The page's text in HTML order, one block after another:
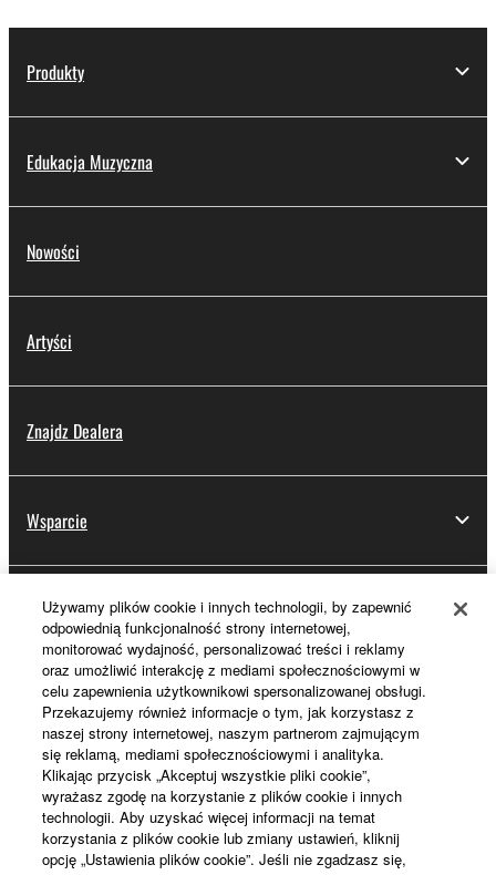
Produkty
Edukacja Muzyczna
Nowości
Artyści
Znajdz Dealera
Wsparcie
Rejestracja Yamaha Music ID
Informacje o Yamaha
Polska - Polish
Biznes
Używamy plików cookie i innych technologii, by zapewnić
odpowiednią funkcjonalność strony internetowej,
monitorować wydajność, personalizować treści i reklamy
oraz umożliwić interakcję z mediami społecznościowymi w
celu zapewnienia użytkownikowi spersonalizowanej obsługi.
Przekazujemy również informacje o tym, jak korzystasz z
naszej strony internetowej, naszym partnerom zajmującym
się reklamą, mediami społecznościowymi i analityka.
Klikając przycisk „Akceptuj wszystkie pliki cookie”,
wyrażasz zgodę na korzystanie z plików cookie i innych
technologii. Aby uzyskać więcej informacji na temat
korzystania z plików cookie lub zmiany ustawień, kliknij
opcję „Ustawienia plików cookie”. Jeśli nie zgadzasz się,